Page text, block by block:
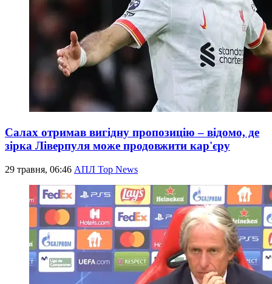
Салах отримав вигідну пропозицію – відомо, де
зірка Ліверпуля може продовжити кар'єру
29 травня, 06:46 АПЛ Top News